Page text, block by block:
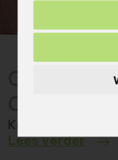
C-Brick
Knap
Lees verder